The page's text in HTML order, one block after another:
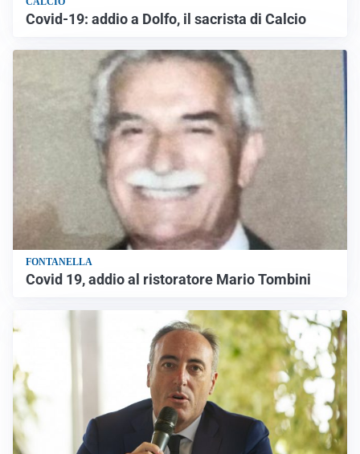
Covid-19: addio a Dolfo, il sacrista di Calcio
FONTANELLA
Covid 19, addio al ristoratore Mario Tombini